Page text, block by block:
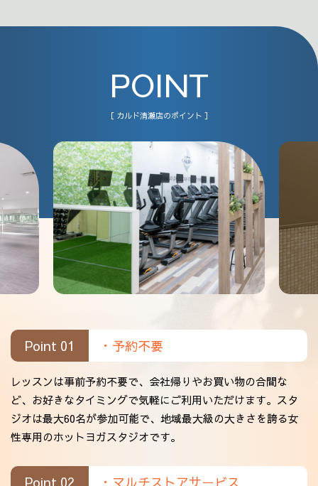
POINT
［ カルド清瀬店のポイント ］
Point 01 ・予約不要
レッスンは事前予約不要で、会社帰りやお買い物の合間な
ど、お好きなタイミングで気軽にご利用いただけます。スタ
ジオは最大60名が参加可能で、地域最大級の大きさを誇る女
性専用のホットヨガスタジオです。
Point 02 ・マルチストアサービス